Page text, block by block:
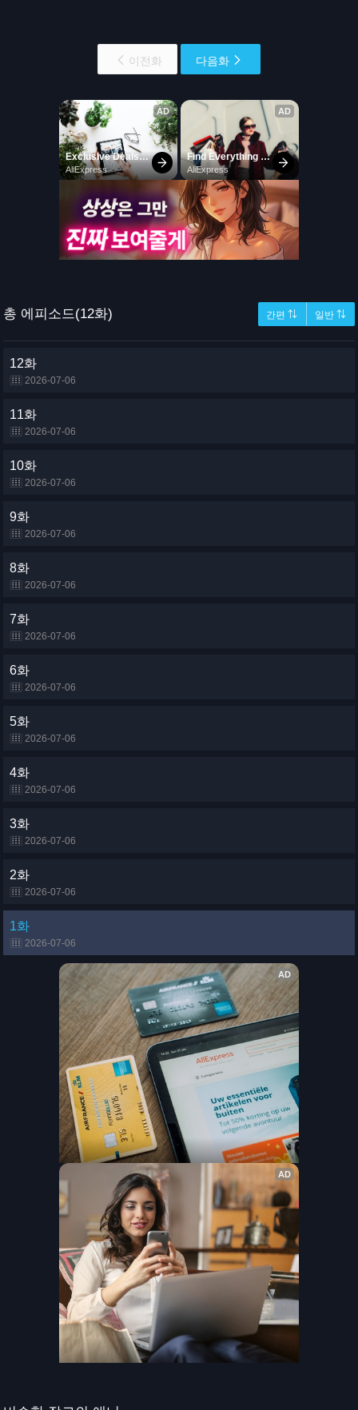
이전화 다음화
총 에피소드(12화) 간편 ⇅ 일반 ⇅
12화
2026-07-06
11화
2026-07-06
10화
2026-07-06
9화
2026-07-06
8화
2026-07-06
7화
2026-07-06
6화
2026-07-06
5화
2026-07-06
4화
2026-07-06
3화
2026-07-06
2화
2026-07-06
1화
2026-07-06